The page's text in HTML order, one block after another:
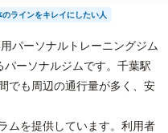
のラインをキレイにしたい人
パーソナルトレーニングジム
ーソナルジムです。千葉駅
でも周辺の通行量が多く、安
ムを提供しています。利用者